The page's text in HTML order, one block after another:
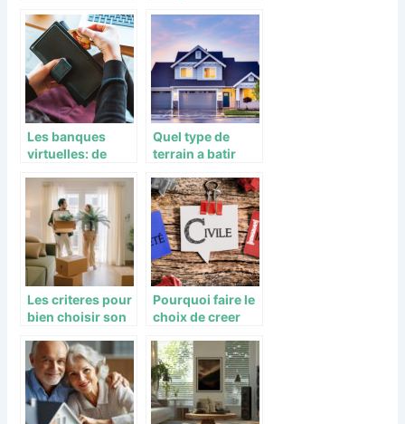
investissement
immobilier en
France ?
Les banques
virtuelles: de
etablissements
en vogue
Quel type de
terrain a batir
Les criteres pour
bien choisir son
immobilier
Pourquoi faire le
choix de creer